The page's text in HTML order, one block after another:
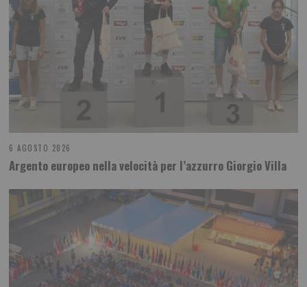
6 AGOSTO 2026
Argento europeo nella velocità per l’azzurro Giorgio Villa